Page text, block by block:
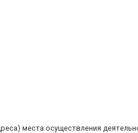
места осуществления